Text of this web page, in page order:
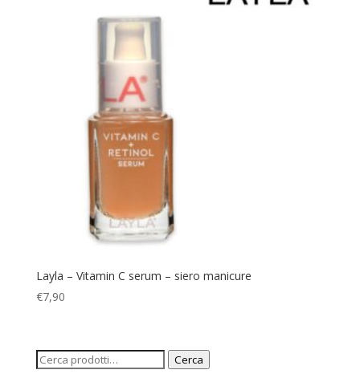
Layla – Vitamin C serum – siero manicure
€7,90
Cerca: Cerca